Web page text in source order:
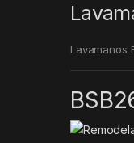
Lavamanos